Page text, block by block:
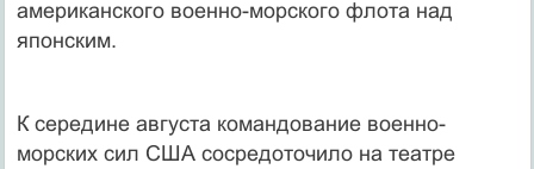
американского военно-морского флота над
японским.
К середине августа командование военно-
морских сил США сосредоточило на театре